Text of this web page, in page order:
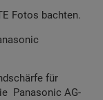
Fotos bachten.
für
Panasonic AG-